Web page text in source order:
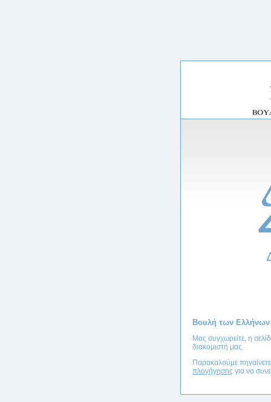
Βουλή των Ελλήνων
Μας συγχωρείτε, η
διακομιστή μας.
Παρακαλούμε
πλογήγησης για να